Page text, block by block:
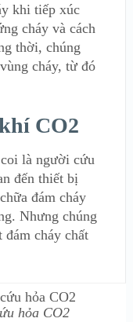
khi tiếp xúc
cháy và cách
thời, chúng
cháy, từ đó
CO2
là người cứu
đến thiết bị
đám cháy
Nhưng chúng
đám cháy chất
hỏa CO2